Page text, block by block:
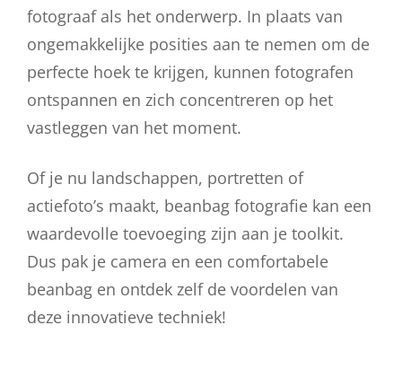
fotograaf als het onderwerp. In plaats van
ongemakkelijke posities aan te nemen om de
perfecte hoek te krijgen, kunnen fotografen
ontspannen en zich concentreren op het
vastleggen van het moment.
Of je nu landschappen, portretten of
actiefoto’s maakt, beanbag fotografie kan een
waardevolle toevoeging zijn aan je toolkit.
Dus pak je camera en een comfortabele
beanbag en ontdek zelf de voordelen van
deze innovatieve techniek!